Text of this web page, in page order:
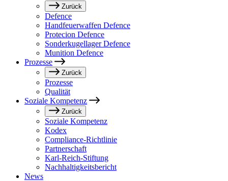
Zurück
Defence
Handfeuerwaffen Defence
Protecion Defence
Sonderkugellager Defence
Munition Defence
Prozesse
Zurück
Prozesse
Qualität
Soziale Kompetenz
Zurück
Soziale Kompetenz
Kodex
Compliance-Richtlinie
Partnerschaft
Karl-Reich-Stiftung
Nachhaltigkeitsbericht
News